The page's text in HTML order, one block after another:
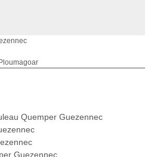
Quemper Guezennec
Guezennec